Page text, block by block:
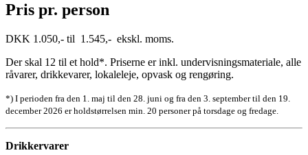
Pris pr. person
DKK 1.050,- til 1.545,- ekskl. moms.
Der skal 12 til et hold*. Priserne er inkl. undervisningsmateriale, alle
råvarer, drikkevarer, lokaleleje, opvask og rengøring.
*) I perioden fra den 1. maj til den 28. juni og fra den 3. september til den 19.
december 2026 er holdstørrelsen min. 20 personer på torsdage og fredage.
Drikkervarer